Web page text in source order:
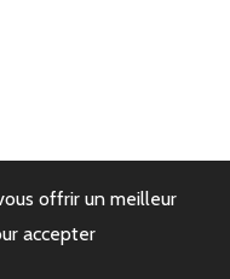
offrir un meilleur
accepter